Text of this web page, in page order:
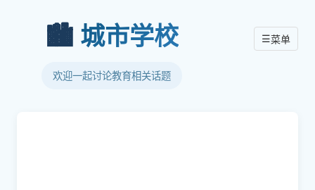
🏙️ 城市学校
欢迎一起讨论教育相关话题
☰菜单